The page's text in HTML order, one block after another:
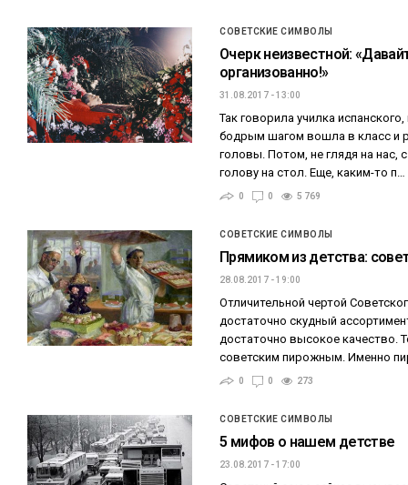
СОВЕТСКИЕ СИМВОЛЫ
Очерк неизвестной:
организованно!»
31.08.2017 - 13:00
Так говорила училка
бодрым шагом вошла в класс и
головы. Потом, не глядя на нас,
голову на стол. Еще, каким-то п…
0 0 5 769
СОВЕТСКИЕ СИМВОЛЫ
Прямиком из детства:
28.08.2017 - 19:00
Отличительной чертой
достаточно скудный
достаточно высокое качество.
советским пирожным. Именно
0 0 273
СОВЕТСКИЕ СИМВОЛЫ
5 мифов о нашем детстве
23.08.2017 - 17:00